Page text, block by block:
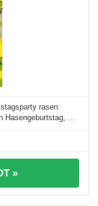
rasen:
Hasengeburtstag, ...
»